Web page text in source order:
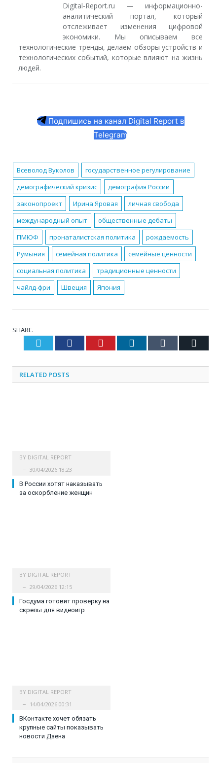
Digital-Report.ru — информационно-
аналитический портал, который
отслеживает изменения цифровой
экономики. Мы описываем все
технологические тренды, делаем обзоры устройств и
технологических событий, которые влияют на жизнь
людей.
Подпишись на канал Digital Report в
Telegram
Всеволод Вуколов
государственное регулирование
демографический кризис
демография России
законопроект
Ирина Яровая
личная свобода
международный опыт
общественные дебаты
ПМЮФ
пронаталистская политика
рождаемость
Румыния
семейная политика
семейные ценности
социальная политика
традиционные ценности
чайлд-фри
Швеция Япония
SHARE.
Twitter Facebook Pinterest LinkedIn Tumblr
RELATED POSTS
BY DIGITAL REPORT
30/04/2026 18:23
В России хотят наказывать
за оскорбление женщин
BY DIGITAL REPORT
29/04/2026 12:15
Госдума готовит проверку на
скрепы для видеоигр
BY DIGITAL REPORT
14/04/2026 00:31
ВКонтакте хочет обязать
крупные сайты показывать
новости Дзена